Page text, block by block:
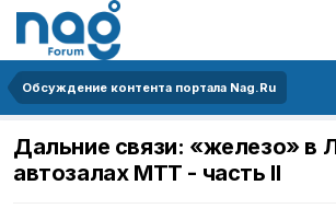
Обсуждение контента портала Nag.Ru
Дальние связи: «железо» в
автозалах МТТ - часть II